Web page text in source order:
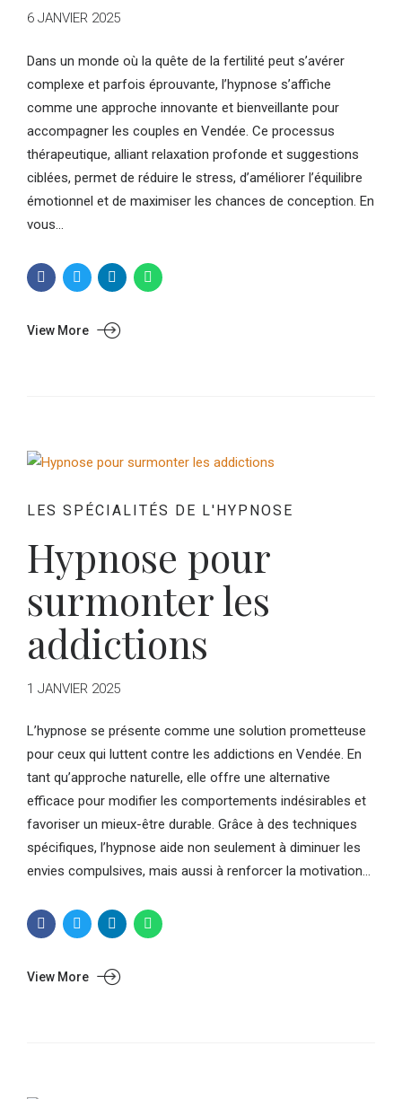
6 JANVIER 2025
Dans un monde où la quête de la fertilité peut s’avérer
complexe et parfois éprouvante, l’hypnose s’affiche
comme une approche innovante et bienveillante pour
accompagner les couples en Vendée. Ce processus
thérapeutique, alliant relaxation profonde et suggestions
ciblées, permet de réduire le stress, d’améliorer l’équilibre
émotionnel et de maximiser les chances de conception. En
vous...
View More
LES SPÉCIALITÉS DE L'HYPNOSE
Hypnose pour
surmonter les
addictions
1 JANVIER 2025
L’hypnose se présente comme une solution prometteuse
pour ceux qui luttent contre les addictions en Vendée. En
tant qu’approche naturelle, elle offre une alternative
efficace pour modifier les comportements indésirables et
favoriser un mieux-être durable. Grâce à des techniques
spécifiques, l’hypnose aide non seulement à diminuer les
envies compulsives, mais aussi à renforcer la motivation...
View More